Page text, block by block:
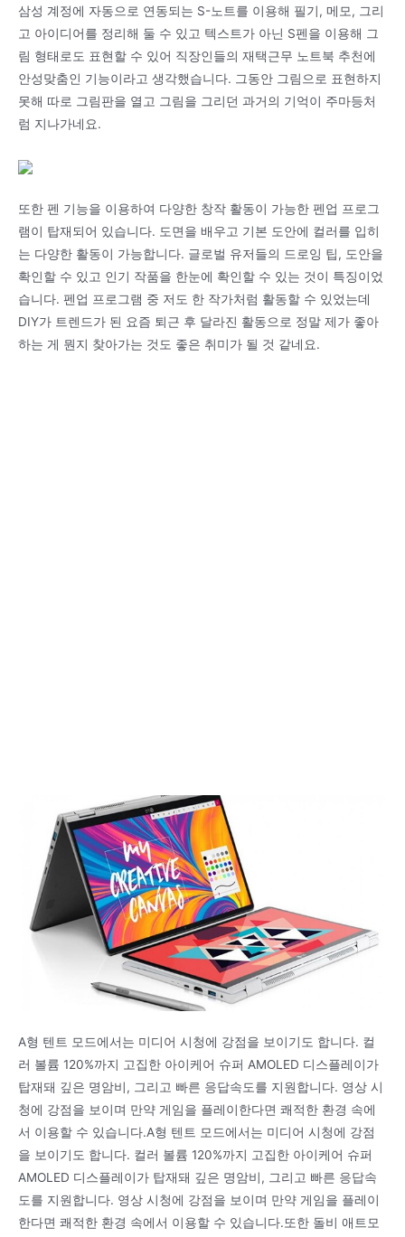
삼성 계정에 자동으로 연동되는 S-노트를 이용해 필기, 메모, 그리
고 아이디어를 정리해 둘 수 있고 텍스트가 아닌 S펜을 이용해 그
림 형태로도 표현할 수 있어 직장인들의 재택근무 노트북 추천에
안성맞춤인 기능이라고 생각했습니다. 그동안 그림으로 표현하지
못해 따로 그림판을 열고 그림을 그리던 과거의 기억이 주마등처
럼 지나가네요.
또한 펜 기능을 이용하여 다양한 창작 활동이 가능한 펜업 프로그
램이 탑재되어 있습니다. 도면을 배우고 기본 도안에 컬러를 입히
는 다양한 활동이 가능합니다. 글로벌 유저들의 드로잉 팁, 도안을
확인할 수 있고 인기 작품을 한눈에 확인할 수 있는 것이 특징이었
습니다. 펜업 프로그램 중 저도 한 작가처럼 활동할 수 있었는데
DIY가 트렌드가 된 요즘 퇴근 후 달라진 활동으로 정말 제가 좋아
하는 게 뭔지 찾아가는 것도 좋은 취미가 될 것 같네요.
A형 텐트 모드에서는 미디어 시청에 강점을 보이기도 합니다. 컬
러 볼륨 120%까지 고집한 아이케어 슈퍼 AMOLED 디스플레이가
탑재돼 깊은 명암비, 그리고 빠른 응답속도를 지원합니다. 영상 시
청에 강점을 보이며 만약 게임을 플레이한다면 쾌적한 환경 속에
서 이용할 수 있습니다.A형 텐트 모드에서는 미디어 시청에 강점
을 보이기도 합니다. 컬러 볼륨 120%까지 고집한 아이케어 슈퍼
AMOLED 디스플레이가 탑재돼 깊은 명암비, 그리고 빠른 응답속
도를 지원합니다. 영상 시청에 강점을 보이며 만약 게임을 플레이
한다면 쾌적한 환경 속에서 이용할 수 있습니다.또한 돌비 애트모